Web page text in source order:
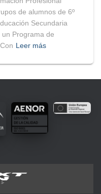
de alumnos de 6º
Secundaria
Programa de
Leer más